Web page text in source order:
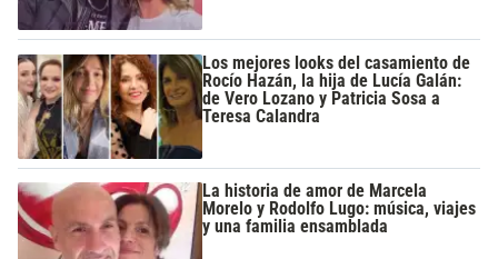
Los mejores looks del casamiento de
Rocío Hazán, la hija de Lucía Galán:
de Vero Lozano y Patricia Sosa a
Teresa Calandra
La historia de amor de Marcela
Morelo y Rodolfo Lugo: música, viajes
y una familia ensamblada